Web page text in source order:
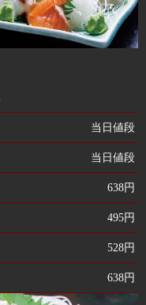
当日値段
当日値段
638円
495円
528円
638円